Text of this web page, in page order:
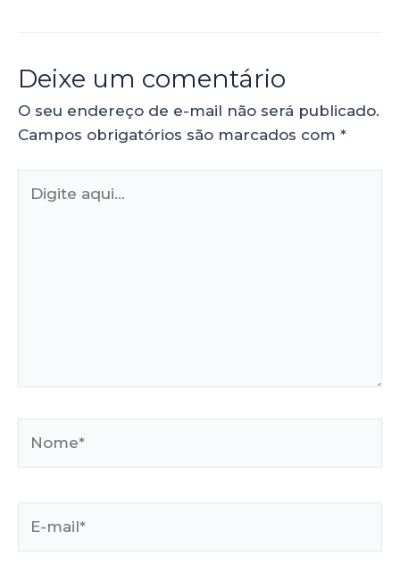
Deixe um comentário
O seu endereço de e-mail não será publicado.
Campos obrigatórios são marcados com *